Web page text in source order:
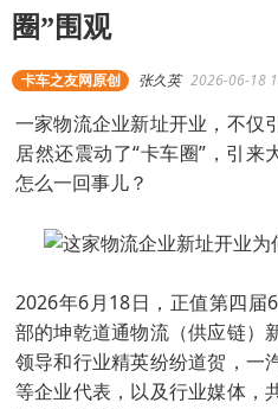
圈”围观
卡车之友网原创 张久英 2026-06-18
一家物流企业新址开业，不仅
居然还震动了“卡车圈”，引来
怎么一回事儿？
2026年6月18日，正值第四届
部的坤乾道通物流（供应链）
领导和行业精英纷纷道贺，一
等企业代表，以及行业媒体，